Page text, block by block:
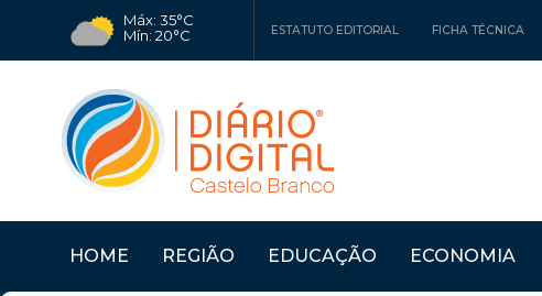
Máx: 35°C
Mín: 20°C
ESTATUTO EDITORIAL FICHA TÉCNICA
HOME REGIÃO EDUCAÇÃO ECONOMIA